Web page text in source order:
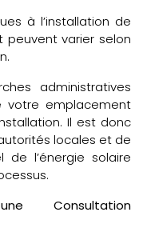
à l’installation de
peuvent varier selon
administratives
votre emplacement
Il est donc
locales et de
l’énergie solaire
Consultation